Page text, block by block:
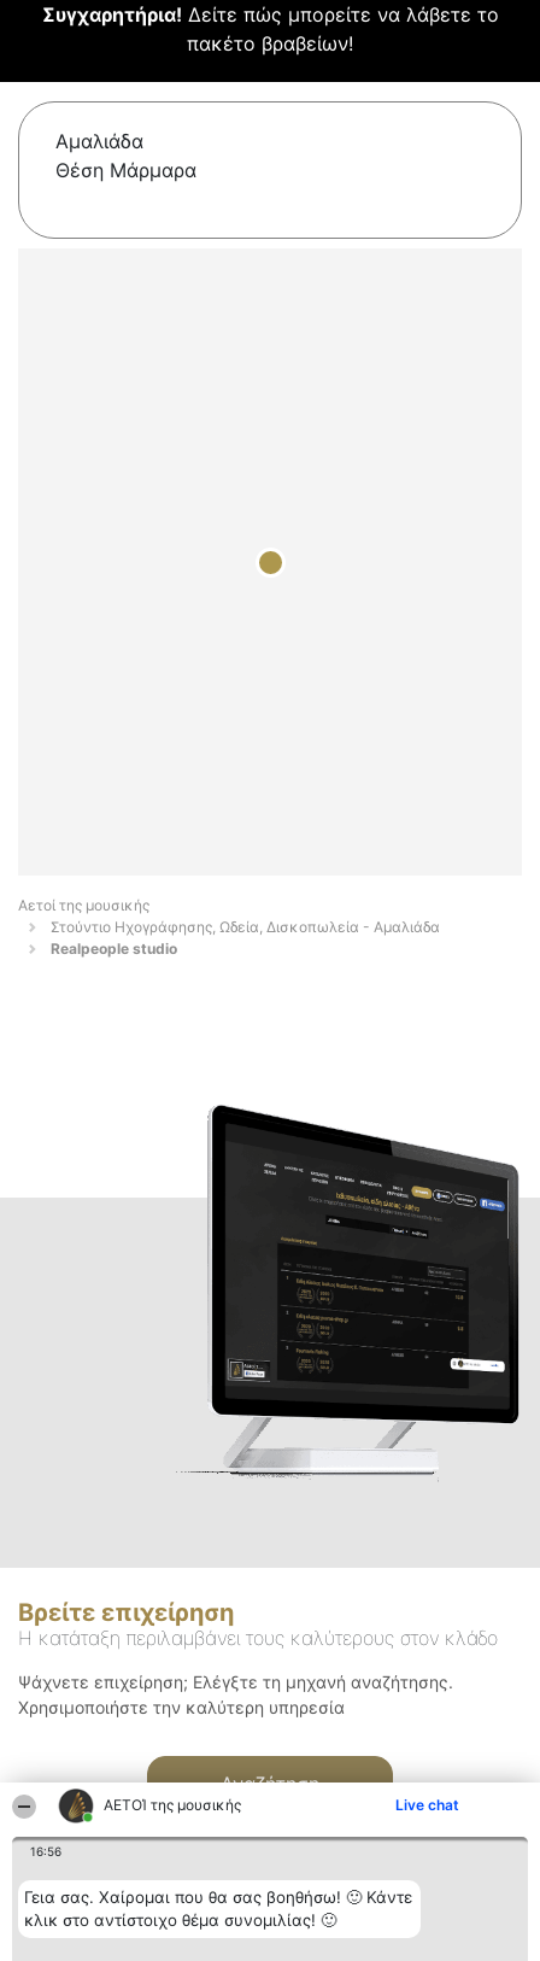
ΑΕΤΟΊ της μουσικής Live chat
16:56
Γεια σας. Χαίρομαι που θα σας βοηθήσω! 🙂 Κάντε
κλικ στο αντίστοιχο θέμα συνομιλίας! 🙂
Συγχαρητήρια! Δείτε πώς μπορείτε να λάβετε το
πακέτο βραβείων!
Αμαλιάδα
Θέση Μάρμαρα
Αετοί της μουσικής
Στούντιο Ηχογράφησης, Ωδεία, Δισκοπωλεία - Αμαλιάδα
Realpeople studio
Βρείτε επιχείρηση
Η κατάταξη περιλαμβάνει τους καλύτερους στον κλάδο
Ψάχνετε επιχείρηση; Ελέγξτε τη μηχανή αναζήτησης.
Χρησιμοποιήστε την καλύτερη υπηρεσία
Αναζήτηση